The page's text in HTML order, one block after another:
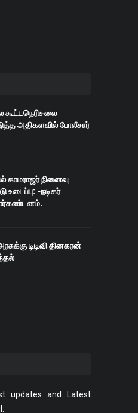
கூட்டநெரிசலை
அதிகளவில் போலீசார்
காமராஜர் நினைவு
உடைப்பு: -நடிகர்
டிடிவி தினகரன்
updates and Latest